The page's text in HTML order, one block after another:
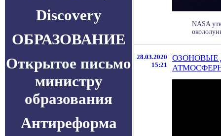
Discovery
ОБРАЗОВАНИЕ
Открытое письмо
министру
образования
Антиреформа
NASA
28.03.2020
15:21
ОЗОНОВЫЕ